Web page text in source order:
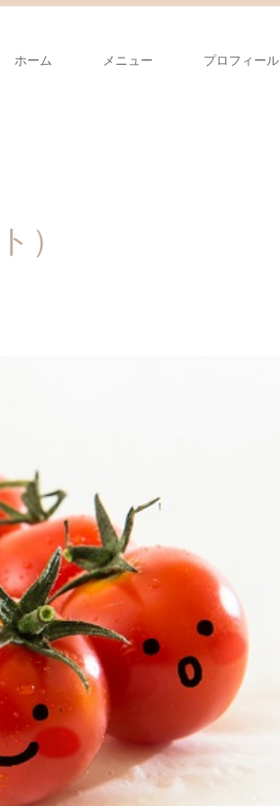
ホーム メニュー プロフィール
）